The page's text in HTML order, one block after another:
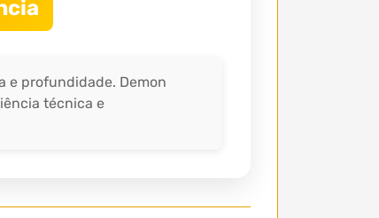
e profundidade. Demon
técnica e